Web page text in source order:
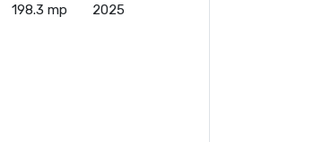
198.3 mp 2025